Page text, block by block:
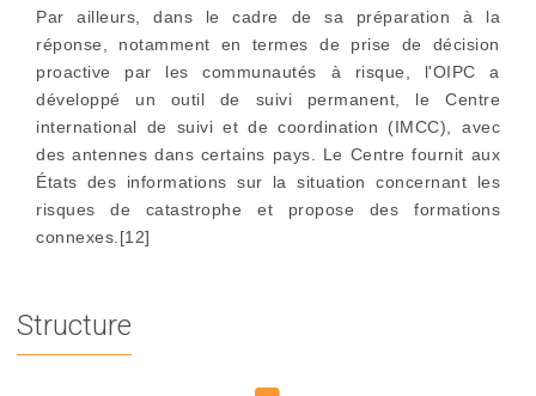
Par ailleurs, dans le cadre de sa préparation à la
réponse, notamment en termes de prise de décision
proactive par les communautés à risque, l'OIPC a
développé un outil de suivi permanent, le Centre
international de suivi et de coordination (IMCC), avec
des antennes dans certains pays. Le Centre fournit aux
États des informations sur la situation concernant les
risques de catastrophe et propose des formations
connexes.[12]
Structure